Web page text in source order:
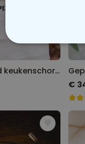
Gepersonaliseerd keukenschort met pizza en naam
€